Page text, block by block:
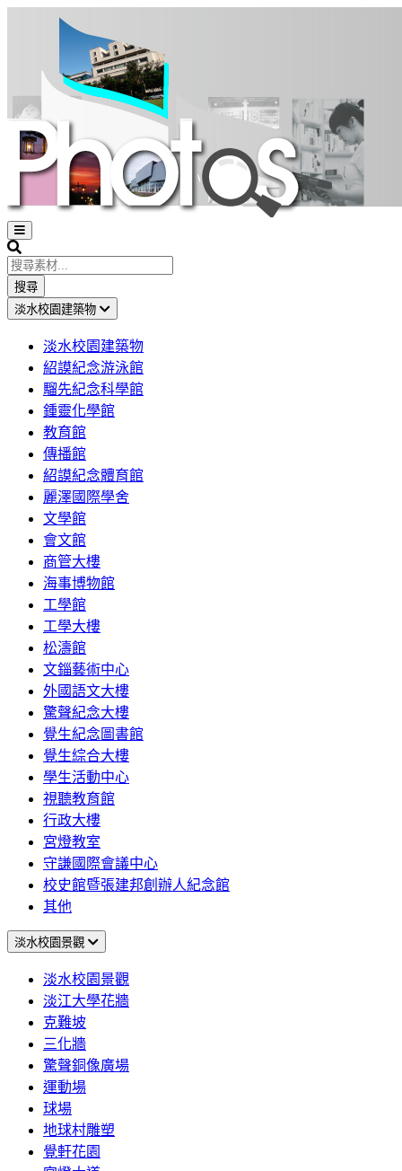
Open
sidebar
Search
搜尋
淡水校園建築物
淡水校園建築物
紹謨紀念游泳館
騮先紀念科學館
鍾靈化學館
教育館
傳播館
紹謨紀念體育館
麗澤國際學舍
文學館
會文館
商管大樓
海事博物館
工學館
工學大樓
松濤館
文錙藝術中心
外國語文大樓
驚聲紀念大樓
覺生紀念圖書館
覺生綜合大樓
學生活動中心
視聽教育館
行政大樓
宮燈教室
守謙國際會議中心
校史館暨張建邦創辦人紀念館
其他
淡水校園景觀
淡水校園景觀
淡江大學花牆
克難坡
三化牆
驚聲銅像廣場
運動場
球場
地球村雕塑
覺軒花園